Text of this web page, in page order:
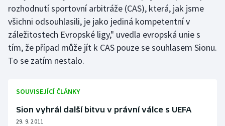
Plážový volejbal
Ragby
Rychlostní kanoistika
Short track
rozhodnutí sportovní arbitráže (CAS), která, jak jsme
všichni odsouhlasili, je jako jediná kompetentní v
záležitostech Evropské ligy," uvedla evropská unie s
tím, že případ může jít k CAS pouze se souhlasem Sionu.
To se zatím nestalo.
SOUVISEJÍCÍ ČLÁNKY
Sion vyhrál další bitvu v právní válce s UEFA
29. 9. 2011